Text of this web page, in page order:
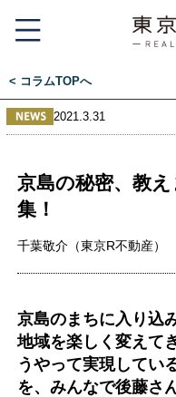
< コラムTOPへ
2021.3.31
京島の秘密、教
集！
千葉敬介（東京R不動産）
京島のまちに入り込
地域を楽しく変えて
うやって実現してい
を、みんなで後藤さ